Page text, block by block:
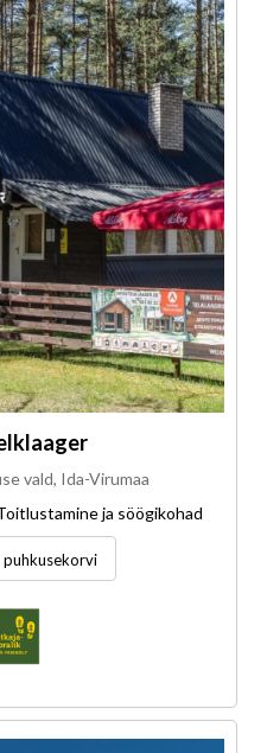
vald, Ida-Virumaa
ja söögikohad
puhkusekorvi